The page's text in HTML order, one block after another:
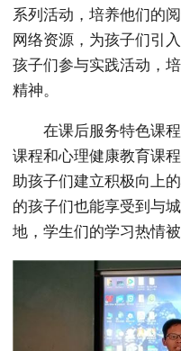
系列活动，培养他们的
网络资源，为孩子们引
孩子们参与实践活动，
精神。
在课后服务特色课
课程和心理健康教育课
助孩子们建立积极向上
的孩子们也能享受到与
地，学生们的学习热情